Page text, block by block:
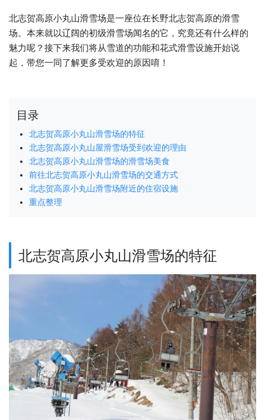
北志贺高原小丸山滑雪场是一座位在长野北志贺高原的滑雪
场。本来就以辽阔的初级滑雪场闻名的它，究竟还有什么样的
魅力呢？接下来我们将从雪道的功能和花式滑雪设施开始说
起，带您一同了解更多受欢迎的原因唷！
目录
北志贺高原小丸山滑雪场的特征
北志贺高原小丸山屋滑雪场受到欢迎的理由
北志贺高原小丸山滑雪场的滑雪场美食
前往北志贺高原小丸山滑雪场的交通方式
北志贺高原小丸山滑雪场附近的住宿设施
重点整理
北志贺高原小丸山滑雪场的特征